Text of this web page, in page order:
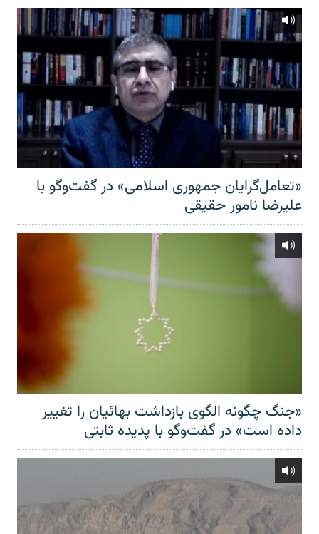
«تعامل‌گرایان جمهوری اسلامی» در گفت‌وگو با
علیرضا نامور حقیقی
«جنگ چگونه الگوی بازداشت بهائیان را تغییر
داده است» در گفت‌وگو با پدیده ثابتی